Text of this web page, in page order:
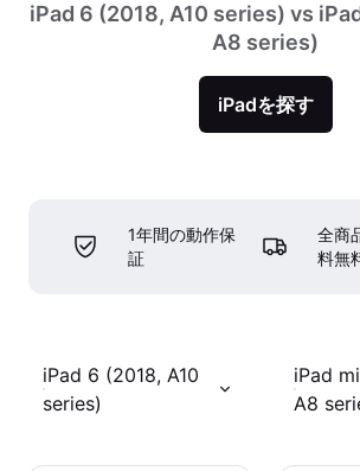
iPad 6 (2018, A10 series) vs
A8 series)
iPadを探す
1年間の動作保
証
全商
料無
iPad 6 (2018, A10
series)
iPad
A8